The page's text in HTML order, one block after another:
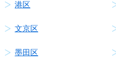
港区
文京区
墨田区